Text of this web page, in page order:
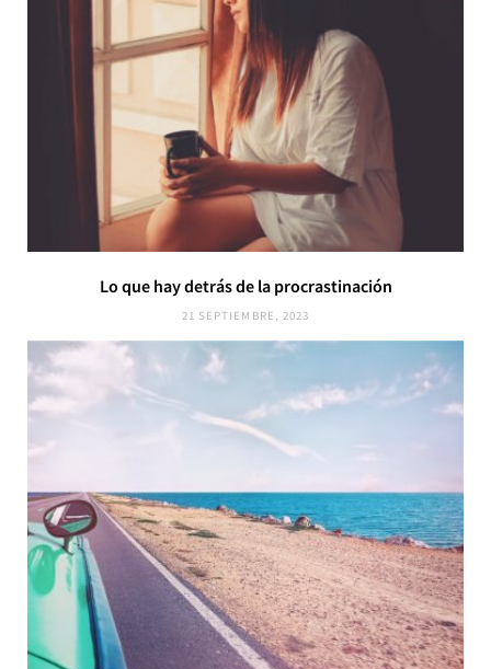
Lo que hay detrás de la procrastinación
21 SEPTIEMBRE, 2023